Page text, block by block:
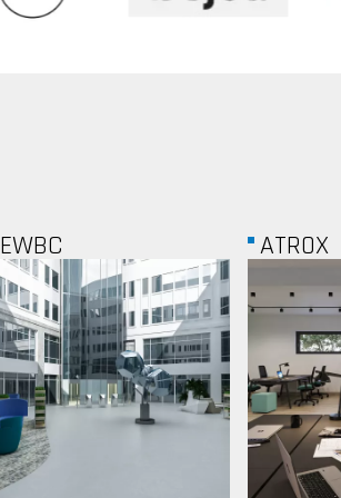
ATROX